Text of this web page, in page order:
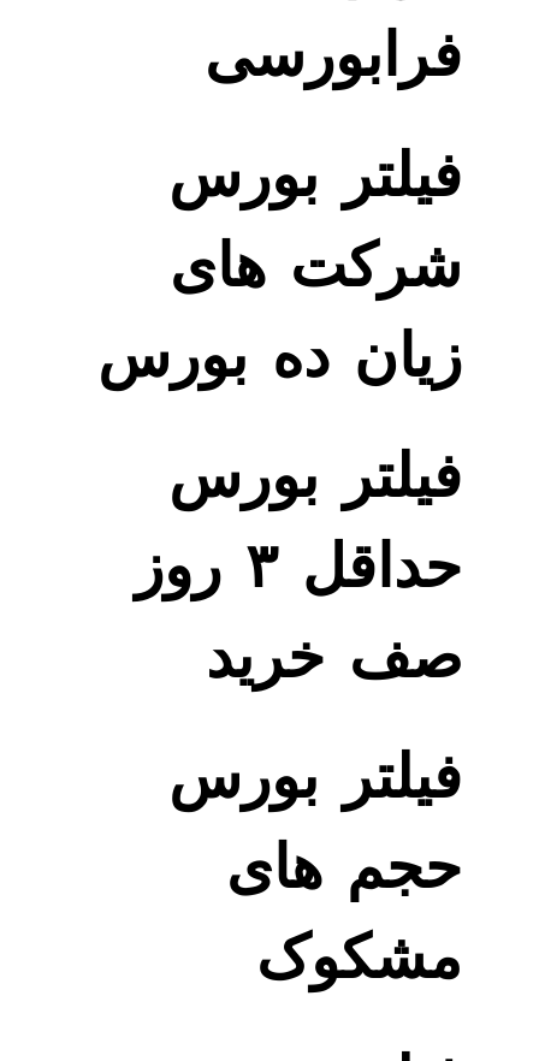
فرابورسی
فیلتر بورس
شرکت های
زیان ده بورس
فیلتر بورس
حداقل ۳ روز
صف خرید
فیلتر بورس
حجم های
مشکوک